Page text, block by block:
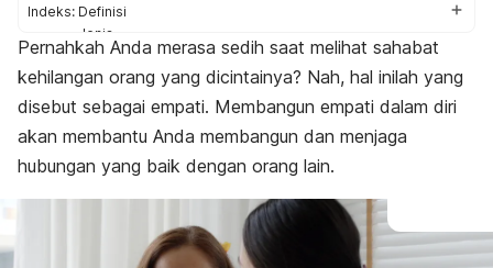
Indeks: Definisi
Jenis
Ciri-ciri
Manfaat
Cara menumbuhkan
Pernahkah Anda merasa sedih saat melihat sahabat
kehilangan orang yang dicintainya? Nah, hal inilah yang
disebut sebagai empati. Membangun empati dalam diri
akan membantu Anda membangun dan menjaga
hubungan yang baik dengan orang lain.